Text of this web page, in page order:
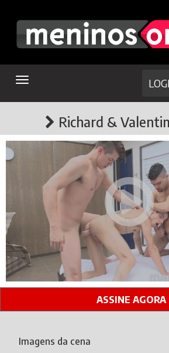
TOGGLE
Richard &
ASSINE AGORA
Imagens da cena